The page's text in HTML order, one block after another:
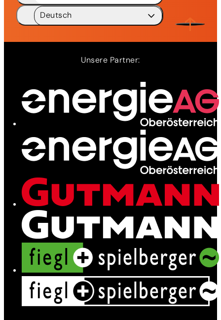
Ladenetz
Leistungen
News
Kontakt
Deutsch
Unsere Partner: